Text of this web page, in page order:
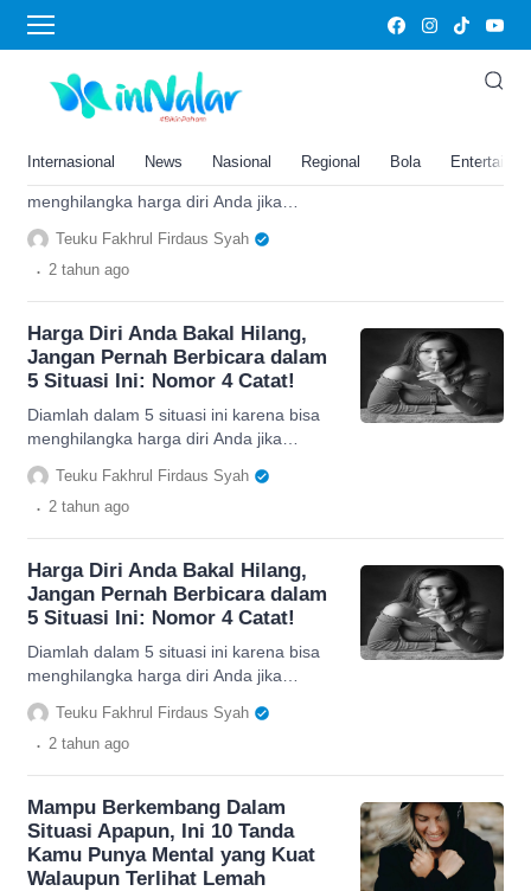
Internasional News Nasional Regional Bola
Emosi
Harga Diri Anda Bakal Hilang,
Jangan Pernah Berbicara dalam
menghilangka harga diri Anda jika
memaksakan untuk mengungkapkan
pendapat. Berikut selengkapnya.
Teuku Fakhrul Firdaus Syah
. 2 tahun ago
Harga Diri Anda Bakal Hilang,
Jangan Pernah Berbicara dalam
5 Situasi Ini: Nomor 4 Catat!
Diamlah dalam 5 situasi ini karena bisa
menghilangka harga diri Anda jika
memaksakan untuk mengungkapkan
pendapat. Berikut selengkapnya.
Teuku Fakhrul Firdaus Syah
. 2 tahun ago
Harga Diri Anda Bakal Hilang,
Jangan Pernah Berbicara dalam
5 Situasi Ini: Nomor 4 Catat!
Diamlah dalam 5 situasi ini karena bisa
menghilangka harga diri Anda jika
memaksakan untuk mengungkapkan
pendapat. Berikut selengkapnya.
Teuku Fakhrul Firdaus Syah
. 2 tahun ago
Mampu Berkembang Dalam
Situasi Apapun, Ini 10 Tanda
Kamu Punya Mental yang Kuat
Walaupun Terlihat Lemah